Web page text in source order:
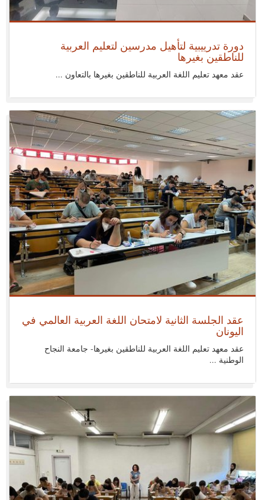
دورة تدرييبية لتأهيل مدرسين لتعليم العربية
للناطقين بغيرها
عقد معهد تعليم اللغة العربية للناطقين بغيرها بالتعاون ...
عقد الجلسة الثانية لامتحان اللغة العربية العالمي في
اليونان
عقد معهد تعليم اللغة العربية للناطقين بغيرها- جامعة النجاح
الوطنية ...